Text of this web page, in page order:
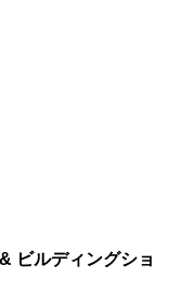
ビルディングショ